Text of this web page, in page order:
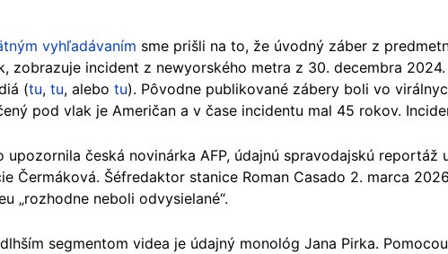
vyhľadávaním sme prišli na to, že úvodný záber z
zobrazuje incident z newyorského metra z 30. decembra
(tu, tu, alebo tu). Pôvodne publikované zábery boli vo
pod vlak je Američan a v čase incidentu mal 45 rokov.
upozornila česká novinárka AFP, údajnú spravodajskú
Čermáková. Šéfredaktor stanice Roman Casado 2. marca
„rozhodne neboli odvysielané“.
segmentom videa je údajný monológ Jana Pirka.